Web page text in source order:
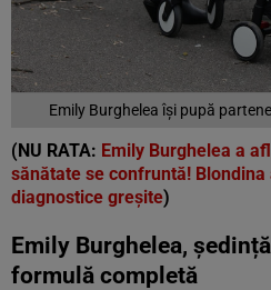
Emily Burghelea își pupă
(NU RATA: Emily Burghelea a
sănătate se confruntă!
diagnostice greșite)
Emily Burghelea,
formulă completă